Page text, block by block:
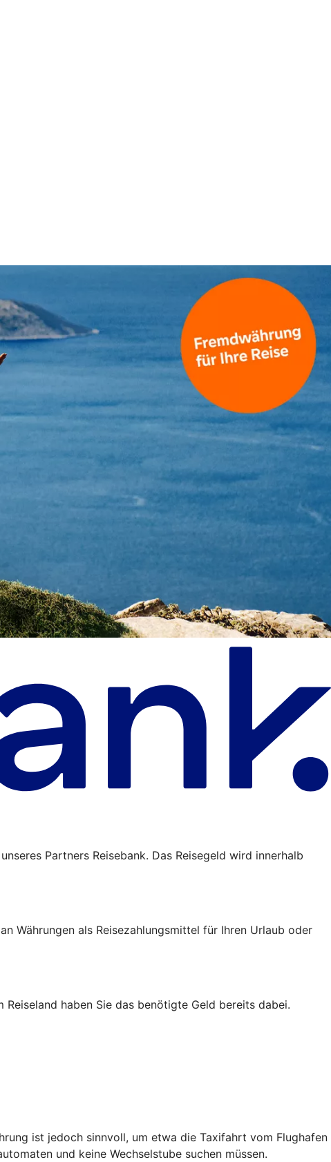
Partners Reisebank. Das Reisegeld wird innerhalb
Währungen als Reisezahlungsmittel für Ihren Urlaub oder
haben Sie das benötigte Geld bereits dabei.
ist jedoch sinnvoll, um etwa die Taxifahrt vom Flughafen
und keine Wechselstube suchen müssen.